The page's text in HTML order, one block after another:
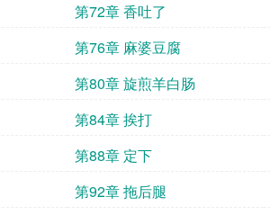
第72章 香吐了
第76章 麻婆豆腐
第80章 旋煎羊白肠
第84章 挨打
第88章 定下
第92章 拖后腿